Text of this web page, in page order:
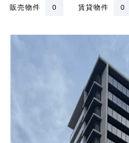
賃貸物件 0
販売物件 0